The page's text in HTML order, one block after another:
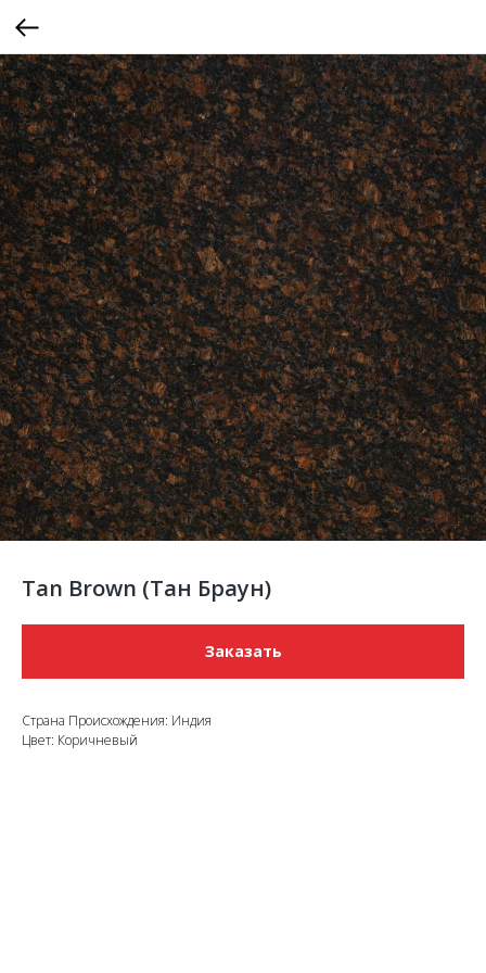
Tan Brown (Тан Браун)
Заказать
Страна Происхождения: Индия
Цвет: Коричневый